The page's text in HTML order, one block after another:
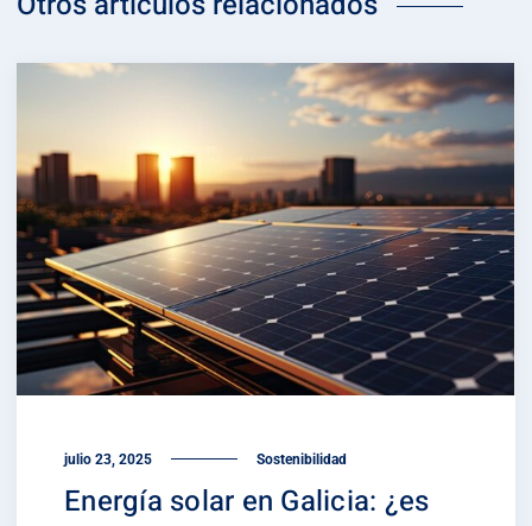
julio 23, 2025 Sostenibilidad
Energía solar en Galicia: ¿es